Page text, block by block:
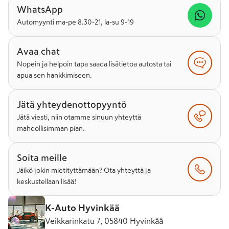
WhatsApp
Automyynti ma-pe 8.30-21, la-su 9-19
Avaa chat
Nopein ja helpoin tapa saada lisätietoa autosta tai
apua sen hankkimiseen.
Jätä yhteydenottopyyntö
Jätä viesti, niin otamme sinuun yhteyttä
mahdollisimman pian.
Soita meille
Jäikö jokin mietityttämään? Ota yhteyttä ja
keskustellaan lisää!
K-Auto Hyvinkää
Veikkarinkatu 7, 05840 Hyvinkää